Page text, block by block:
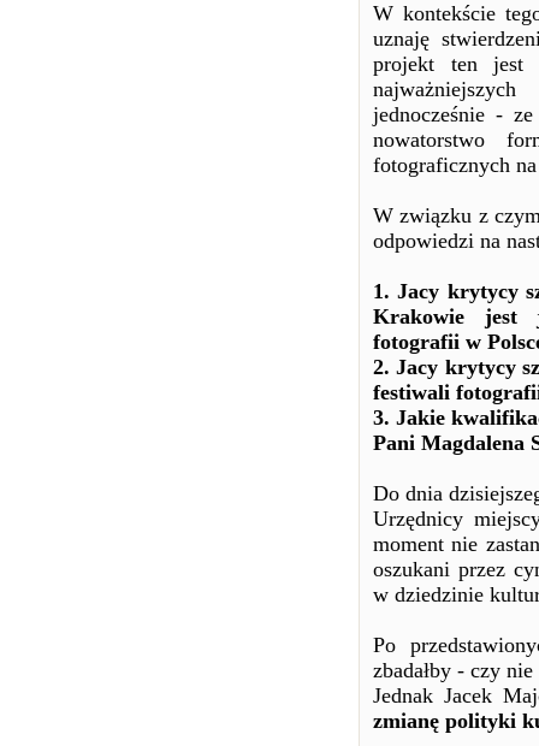
W kontekście
uznaję
projekt ten jest
jednocześnie -
nowatorstwo
fotograficznych
W związku z
odpowiedzi na
1. Jacy krytycy
Krakowie jest
fotografii w
2. Jacy krytycy
festiwali
3. Jakie
Pani Magdalena
Do dnia
Urzędnicy
moment nie
oszukani przez
w dziedzinie
Po
zbadałby - czy nie
Jednak Jacek
zmianę polityki